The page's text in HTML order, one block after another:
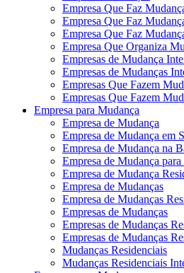
Empresa Que Faz
Empresa Que Faz
Empresa Que Faz
Empresa Que Organiza
Empresas de Mudança
Empresas de Mudanças
Empresas Que Fazem
Empresas Que Fazem
Empresa para Mudança
Empresa de Mudança
Empresa de Mudança em
Empresa de Mudança na
Empresa de Mudança para
Empresa de Mudança
Empresa de Mudanças
Empresa de Mudanças
Empresas de Mudanças
Empresas de Mudanças
Empresas de Mudanças
Mudanças Residenciais
Mudanças Residenciais